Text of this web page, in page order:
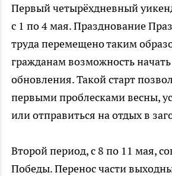
Первый четырёхдневный
с 1 по 4 мая. Празднование
труда перемещено таким
гражданам возможность начать
обновления. Такой старт
первыми проблесками весны,
или отправиться на отдых в
Второй период, с 8 по 11 мая,
Победы. Перенос части